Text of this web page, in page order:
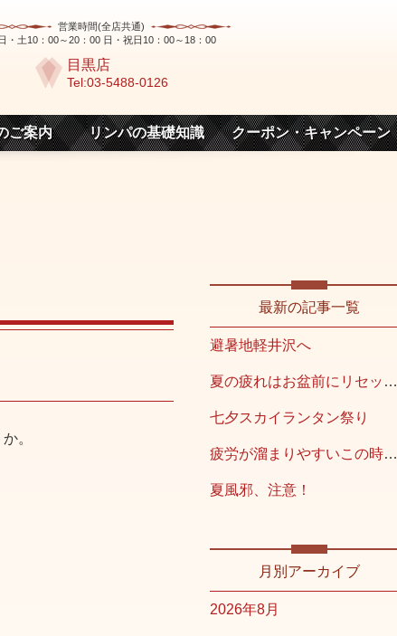
営業時間(全店共通)
・土10：00～20：00 日・祝日10：00～18：00
目黒店
Tel:03-5488-0126
ご案内 リンパの基礎知識 クーポン・キャンペーン
。
最新の記事一覧
避暑地軽井沢へ
夏の疲れはお盆前にリセット！
七夕スカイランタン祭り
疲労が溜まりやすいこの時期こそ
夏風邪、注意！
月別アーカイブ
2026年8月